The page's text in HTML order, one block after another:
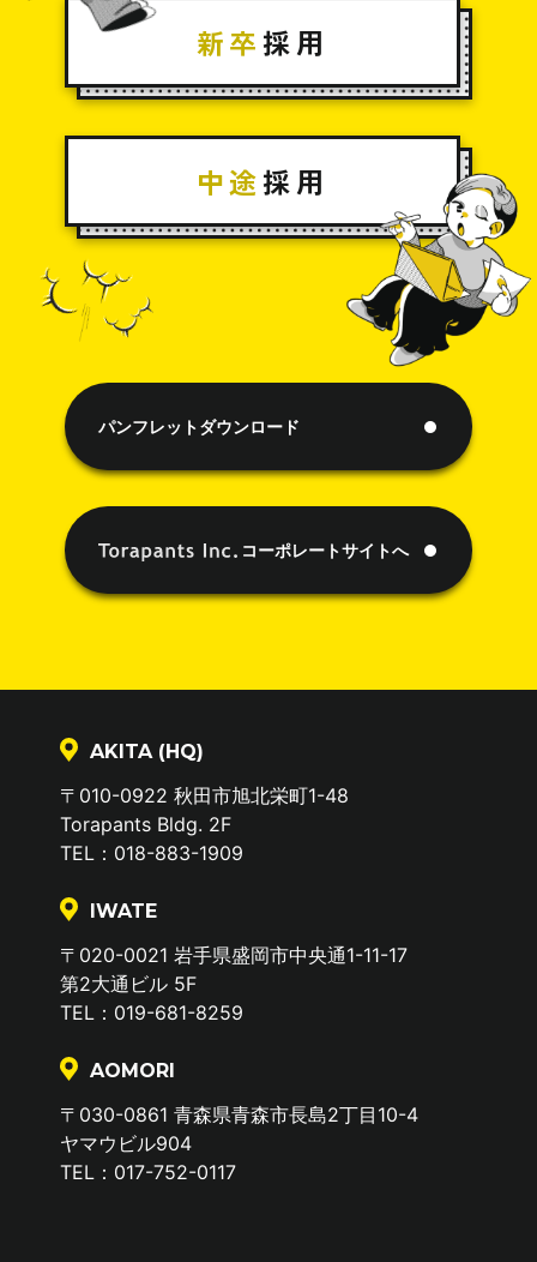
人から、開示、訂正・追加・削除、利用停止・提供
停止、利用目的の通知等の求めに応じます。
その場合のお問い合せは、下記までお申し出くださ
い。
【連絡先】株式会社トラパンツ 個人情報（苦
情・相談）問い合わせ窓口
個人情報保護管理責任者 奈良 真
TEL：018-883-1909 FAX：018-883-1907
mail：info@torapants.co.jp
認定個人情報保護団体の名称及び、苦情の解決の
申出先
認定個人情報保護団体の名称 一般財団法人 日本情
６．本人が容易に認識できない方法による個
人情報の取得について
クッキー(Cookie)について
当社ウエブサイトでは、お客様により良いサービス
あります。
クッキー(Cookie)は皆様がページをご覧いただく際
に必要なシステム情報としてのみ使用しており、個
人情報やセキュリティ情報は含んでおりません。
新卒 採用
中途採用
パンフレットダウンロード
コーポレートサイトへ
AKITA (HQ)
〒010-0922 秋田市旭北栄町1-48
Torapants Bldg. 2F
TEL：018-883-1909
IWATE
〒020-0021 岩手県盛岡市中央通1-11-17
第2大通ビル 5F
TEL：019-681-8259
AOMORI
〒030-0861 青森県青森市長島2丁目10-4
ヤマウビル904
TEL：017-752-0117